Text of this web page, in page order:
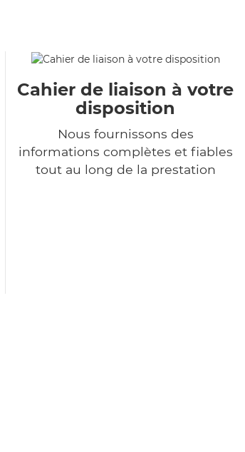
Cahier de liaison à votre
disposition
Nous fournissons des
informations complètes et fiables
tout au long de la prestation